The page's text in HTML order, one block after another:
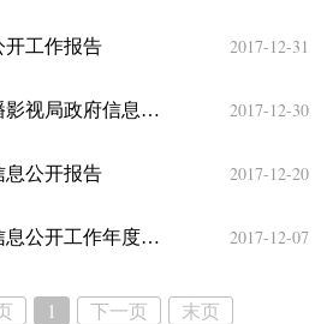
开工作报告 2017-12-31
2017年巴州文化体育广播影视局政府信息公开年度报告 2017-12-30
息公开报告 2017-12-20
2017年巴州科技局政府信息公开工作年度报告 2017-12-07
1 下一页
末页